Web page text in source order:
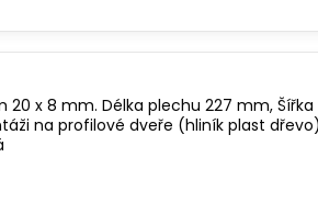
20 x 8 mm. Délka plechu 227 mm,
na profilové dveře (hliník plast